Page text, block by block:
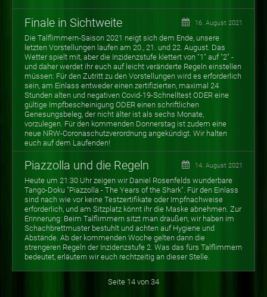
Finale in Sichtweite 16. August 2021
Die Talflimmern-Saison 2021 neigt sich dem Ende, unsere
letzten Vorstellungen laufen am 20., 21. und 22. August. Das
Wetter spielt mit, aber die Inzidenzstufe klettert von "1" auf "2" -
und daher werdet ihr euch auf leicht veränderte Regeln einstellen
müssen: Für den Zutritt zu den Vorstellungen wird es erforderlich
sein, am Einlass entweder einen zertifizierten, maximal 24
Stunden alten und negativen Covid-19-Schnelltest ODER eine
gültige Impfbescheinigung ODER einen schriftlichen
Genesungsbeleg, der nicht älter ist als sechs Monate,
vorzulegen. Für den kommenden Donnerstag ist zudem eine
neue NRW-Coronaschutzverordnung angekündigt. Wir halten
euch auf dem Laufenden!
Piazzolla und die Regeln 14. August 2021
Heute um 21:30 Uhr zeigen wir Daniel Rosenfelds wunderbare
Tango-Doku "Piazzolla - The Years of the Shark". Für den Einlass
sind nach wie vor keine Testzertifikate oder Impfnachweise
erforderlich, und am Sitzplatz könnt ihr die Maske abnehmen. Zur
Erinnerung: Beim Talflimmern sitzt man draußen, wir haben im
Schachbrettmuster bestuhlt und achten auf Hygiene und
Abstände. Ab der kommenden Woche gelten dann die
strengeren Regeln der Inzidenzstufe 2. Was das fürs Talflimmern
bedeutet, erläutern wir euch rechtzeitig an dieser Stelle.
Seite 14 von 34